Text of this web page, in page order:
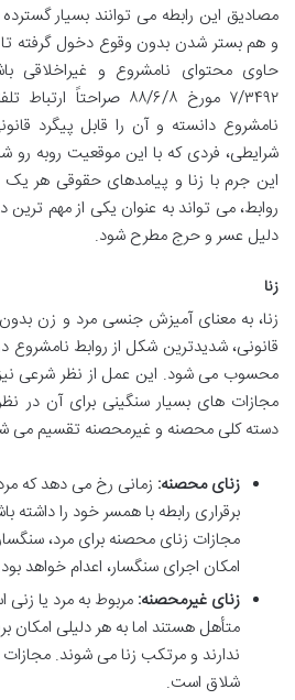
مصادیق این رابطه می توانند بسیار
و هم بستر شدن بدون وقوع دخول گرفته تا
حاوی محتوای نامشروع و غیراخلاقی
۷/۳۴۹۲ مورخ ۸۸/۶/۸
نامشروع دانسته و آن را قابل پیگرد
شرایطی، فردی که با این موقعیت روبه رو
این جرم با زنا و پیامدهای حقوقی هر یک
روابط، می تواند به عنوان یکی از مهم
دلیل عسر و حرج مطرح شود.
زنا
زنا، به معنای آمیزش جنسی مرد و زن
قانونی، شدیدترین شکل از روابط نامشروع
محسوب می شود. این عمل از نظر شرعی نیز
مجازات های بسیار سنگینی برای آن در
دسته کلی محصنه و غیرمحصنه تقسیم می
زنای محصنه: زمانی رخ می دهد که
برقراری رابطه با همسر خود را داشته
مجازات زنای محصنه برای مرد،
امکان اجرای سنگسار، اعدام خواهد
زنای غیرمحصنه: مربوط به مرد یا
متأهل هستند اما به هر دلیلی امکان
شلاق است.